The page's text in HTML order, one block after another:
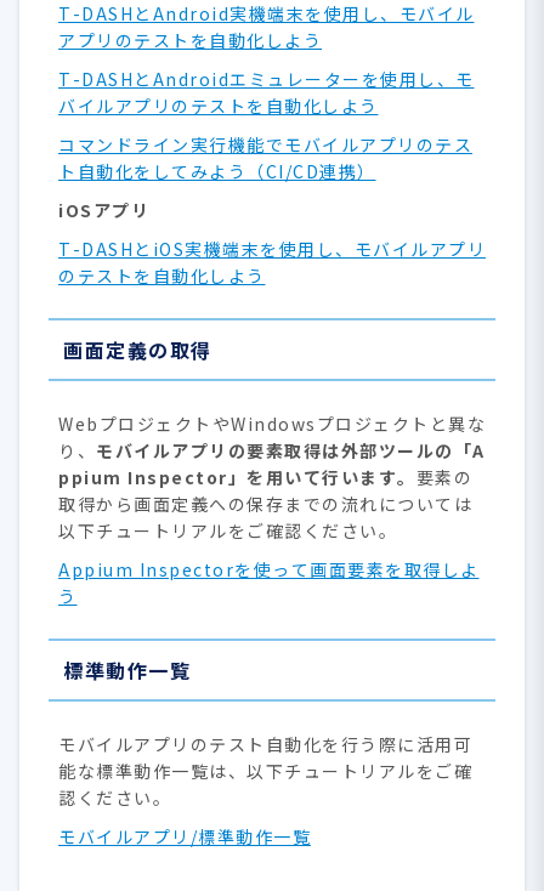
T-DASHとAndroid実機端末を使用し、モバイル
アプリのテストを自動化しよう
T-DASHとAndroidエミュレーターを使用し、モ
バイルアプリのテストを自動化しよう
コマンドライン実行機能でモバイルアプリのテス
ト自動化をしてみよう（CI/CD連携）
iOSアプリ
T-DASHとiOS実機端末を使用し、モバイルアプリ
のテストを自動化しよう
画面定義の取得
WebプロジェクトやWindowsプロジェクトと異な
り、 モバイルアプリの要素取得は外部ツールの「A
ppium Inspector」を用いて行います。 要素の
取得から画面定義への保存までの流れについては
以下チュートリアルをご確認ください。
Appium Inspectorを使って画面要素を取得しよ
う
標準動作一覧
モバイルアプリのテスト自動化を行う際に活用可
能な標準動作一覧は、以下チュートリアルをご確
認ください。
モバイルアプリ/標準動作一覧